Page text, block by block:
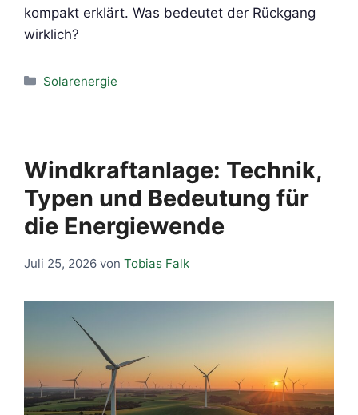
kompakt erklärt. Was bedeutet der Rückgang
wirklich?
Kategorien
Solarenergie
Windkraftanlage: Technik,
Typen und Bedeutung für
die Energiewende
Juli 25, 2026 von Tobias Falk